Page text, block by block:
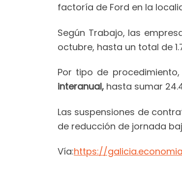
factoría de Ford en la
Según Trabajo, las
octubre, hasta un total de
Por tipo de
interanual, hasta sumar
Las suspensiones de
de reducción de jornada
Vía:https://